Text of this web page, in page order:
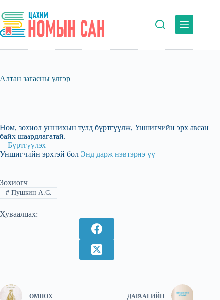
to
content
Алтан загасны үлгэр
…
Ном, зохиол уншихын тулд бүртгүүлж, Уншигчийн эрх авсан
байх шаардлагатай.
Бүртгүүлэх
Уншигчийн эрхтэй бол Энд дарж нэвтэрнэ үү
Зохиогч
#Пушкин А.С.
Хуваалцах:
ӨМНӨХ ДАРААГИЙН